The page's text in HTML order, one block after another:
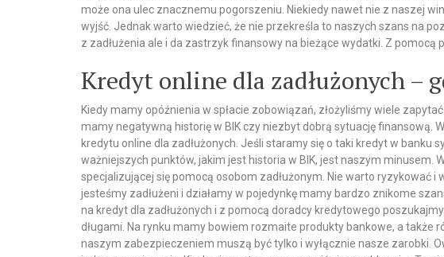
może ona ulec znacznemu pogorszeniu. Niekiedy nawet nie z naszej
wyjść. Jednak warto wiedzieć, że nie przekreśla to naszych szans na
z zadłużenia ale i da zastrzyk finansowy na bieżące wydatki. Z pomocą
Kredyt online dla zadłużonych –
Kiedy mamy opóźnienia w spłacie zobowiązań, złożyliśmy wiele
mamy negatywną historię w BIK czy niezbyt dobrą sytuację finansową.
kredytu online dla zadłużonych. Jeśli staramy się o taki kredyt w banku
ważniejszych punktów, jakim jest historia w BIK, jest naszym minusem.
specjalizującej się pomocą osobom zadłużonym. Nie warto ryzykować i
jesteśmy zadłużeni i działamy w pojedynkę mamy bardzo znikome
na kredyt dla zadłużonych i z pomocą doradcy kredytowego
długami. Na rynku mamy bowiem rozmaite produkty bankowe, a także
naszym zabezpieczeniem muszą być tylko i wyłącznie nasze zarobki.